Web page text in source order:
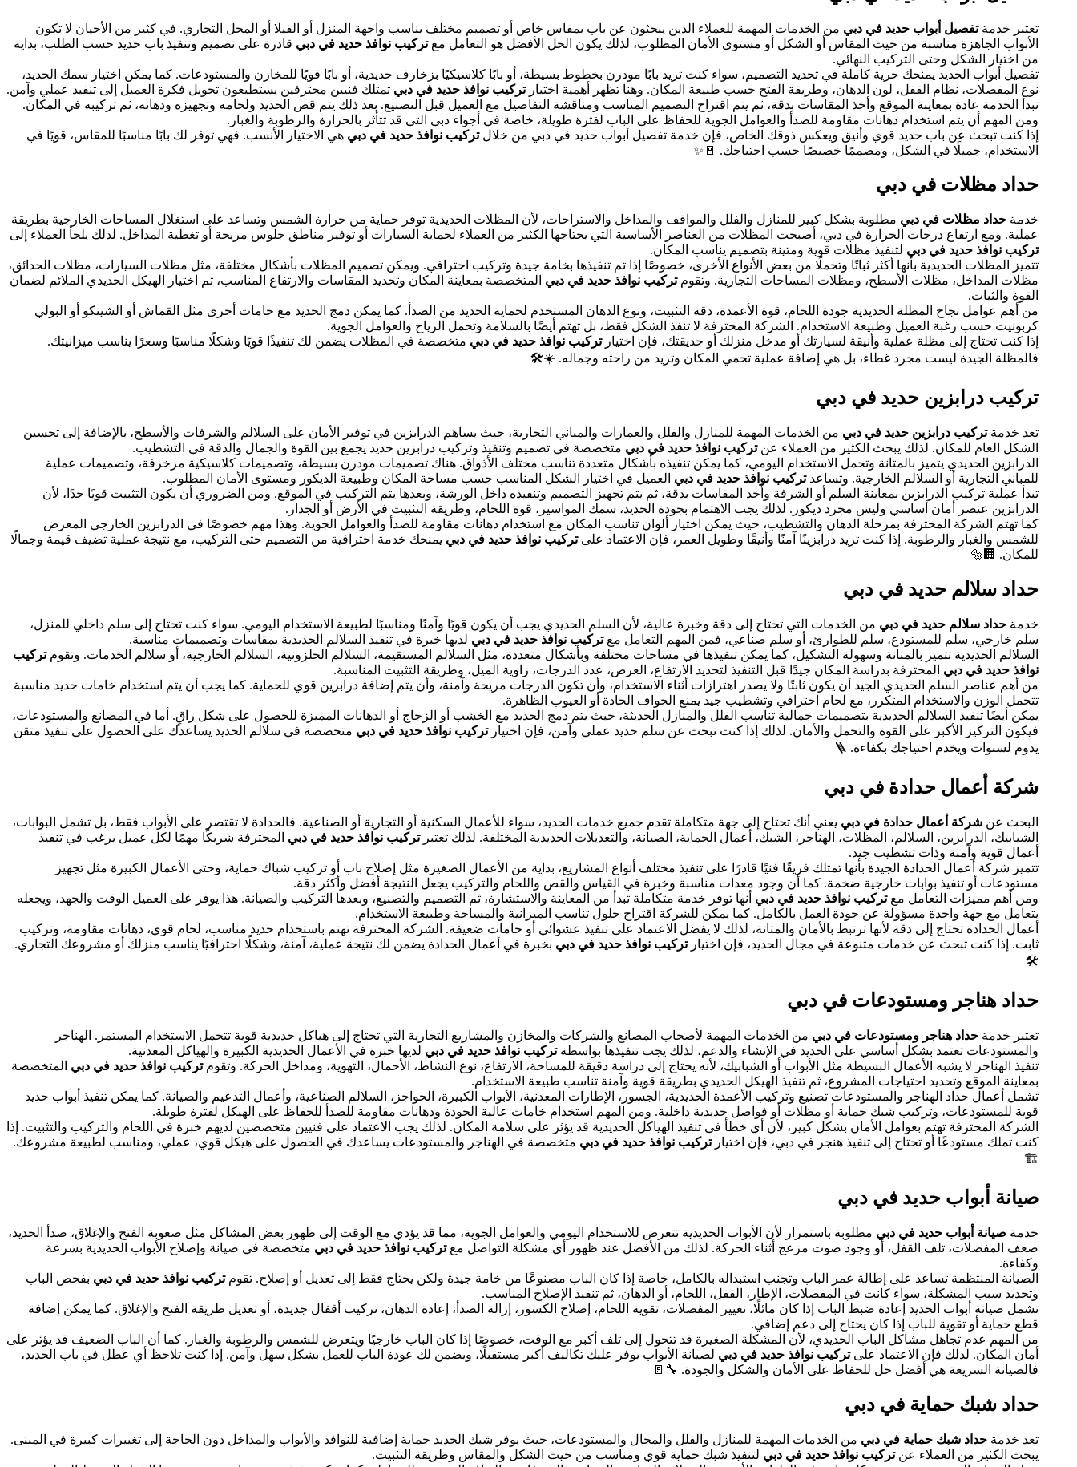
تعتبر خدمةتفصيل أبواب حديد في دبي من الخدمات المهمة للعملاء الذين يبحثون عن باب بمقاس خاص أو تصميم مختلف يناسب واجهة المنزل أو الفيلا أو المحل التجاري. في كثير من الأحيان لا تكون
الأبواب الجاهزة مناسبة من حيث المقاس أو الشكل أو مستوى الأمان المطلوب، لذلك يكون الحل الأفضل هو التعامل معتركيب نوافذ حديد في دبي قادرة على تصميم وتنفيذ باب حديد حسب الطلب، بداية
من اختيار الشكل وحتى التركيب النهائي.
تفصيل أبواب الحديد يمنحك حرية كاملة في تحديد التصميم، سواء كنت تريد بابًا مودرن بخطوط بسيطة، أو بابًا كلاسيكيًا بزخارف حديدية، أو بابًا قويًا للمخازن والمستودعات. كما يمكن اختيار سمك الحديد،
نوع المفصلات، نظام القفل، لون الدهان، وطريقة الفتح حسب طبيعة المكان. وهنا تظهر أهمية اختيارتركيب نوافذ حديد في دبي تمتلك فنيين محترفين يستطيعون تحويل فكرة العميل إلى تنفيذ عملي وآمن.
تبدأ الخدمة عادة بمعاينة الموقع وأخذ المقاسات بدقة، ثم يتم اقتراح التصميم المناسب ومناقشة التفاصيل مع العميل قبل التصنيع. بعد ذلك يتم قص الحديد ولحامه وتجهيزه ودهانه، ثم تركيبه في المكان.
ومن المهم أن يتم استخدام دهانات مقاومة للصدأ والعوامل الجوية للحفاظ على الباب لفترة طويلة، خاصة في أجواء دبي التي قد تتأثر بالحرارة والرطوبة والغبار.
إذا كنت تبحث عن باب حديد قوي وأنيق ويعكس ذوقك الخاص، فإن خدمة تفصيل أبواب حديد في دبي من خلالتركيب نوافذ حديد في دبي هي الاختيار الأنسب. فهي توفر لك بابًا مناسبًا للمقاس، قويًا في
الاستخدام، جميلًا في الشكل، ومصممًا خصيصًا حسب احتياجك. 🚪✨
حداد مظلات في دبي
خدمة حداد مظلات في دبي مطلوبة بشكل كبير للمنازل والفلل والمواقف والمداخل والاستراحات، لأن المظلات الحديدية توفر حماية من حرارة الشمس وتساعد على استغلال المساحات الخارجية بطريقة
عملية. ومع ارتفاع درجات الحرارة في دبي، أصبحت المظلات من العناصر الأساسية التي يحتاجها الكثير من العملاء لحماية السيارات أو توفير مناطق جلوس مريحة أو تغطية المداخل. لذلك يلجأ العملاء إلى
تركيب نوافذ حديد في دبي لتنفيذ مظلات قوية ومتينة بتصميم يناسب المكان.
تتميز المظلات الحديدية بأنها أكثر ثباتًا وتحملًا من بعض الأنواع الأخرى، خصوصًا إذا تم تنفيذها بخامة جيدة وتركيب احترافي. ويمكن تصميم المظلات بأشكال مختلفة، مثل مظلات السيارات، مظلات الحدائق،
مظلات المداخل، مظلات الأسطح، ومظلات المساحات التجارية. وتقومتركيب نوافذ حديد في دبي المتخصصة بمعاينة المكان وتحديد المقاسات والارتفاع المناسب، ثم اختيار الهيكل الحديدي الملائم لضمان
القوة والثبات.
من أهم عوامل نجاح المظلة الحديدية جودة اللحام، قوة الأعمدة، دقة التثبيت، ونوع الدهان المستخدم لحماية الحديد من الصدأ. كما يمكن دمج الحديد مع خامات أخرى مثل القماش أو الشينكو أو البولي
كربونيت حسب رغبة العميل وطبيعة الاستخدام. الشركة المحترفة لا تنفذ الشكل فقط، بل تهتم أيضًا بالسلامة وتحمل الرياح والعوامل الجوية.
إذا كنت تحتاج إلى مظلة عملية وأنيقة لسيارتك أو مدخل منزلك أو حديقتك، فإن اختيارتركيب نوافذ حديد في دبي متخصصة في المظلات يضمن لك تنفيذًا قويًا وشكلًا مناسبًا وسعرًا يناسب ميزانيتك.
فالمظلة الجيدة ليست مجرد غطاء، بل هي إضافة عملية تحمي المكان وتزيد من راحته وجماله. ☀️🛠️
تركيب درابزين حديد في دبي
تعد خدمةتركيب درابزين حديد في دبي من الخدمات المهمة للمنازل والفلل والعمارات والمباني التجارية، حيث يساهم الدرابزين في توفير الأمان على السلالم والشرفات والأسطح، بالإضافة إلى تحسين
الشكل العام للمكان. لذلك يبحث الكثير من العملاء عنتركيب نوافذ حديد في دبي متخصصة في تصميم وتنفيذ وتركيب درابزين حديد يجمع بين القوة والجمال والدقة في التشطيب.
الدرابزين الحديدي يتميز بالمتانة وتحمل الاستخدام اليومي، كما يمكن تنفيذه بأشكال متعددة تناسب مختلف الأذواق. هناك تصميمات مودرن بسيطة، وتصميمات كلاسيكية مزخرفة، وتصميمات عملية
للمباني التجارية أو السلالم الخارجية. وتساعدتركيب نوافذ حديد في دبي العميل في اختيار الشكل المناسب حسب مساحة المكان وطبيعة الديكور ومستوى الأمان المطلوب.
تبدأ عملية تركيب الدرابزين بمعاينة السلم أو الشرفة وأخذ المقاسات بدقة، ثم يتم تجهيز التصميم وتنفيذه داخل الورشة، وبعدها يتم التركيب في الموقع. ومن الضروري أن يكون التثبيت قويًا جدًا، لأن
الدرابزين عنصر أمان أساسي وليس مجرد ديكور. لذلك يجب الاهتمام بجودة الحديد، سمك المواسير، قوة اللحام، وطريقة التثبيت في الأرض أو الجدار.
كما تهتم الشركة المحترفة بمرحلة الدهان والتشطيب، حيث يمكن اختيار ألوان تناسب المكان مع استخدام دهانات مقاومة للصدأ والعوامل الجوية. وهذا مهم خصوصًا في الدرابزين الخارجي المعرض
للشمس والغبار والرطوبة. إذا كنت تريد درابزينًا آمنًا وأنيقًا وطويل العمر، فإن الاعتماد علىتركيب نوافذ حديد في دبي يمنحك خدمة احترافية من التصميم حتى التركيب، مع نتيجة عملية تضيف قيمة وجمالًا
للمكان. 🏢🔩
حداد سلالم حديد في دبي
خدمة حداد سلالم حديد في دبي من الخدمات التي تحتاج إلى دقة وخبرة عالية، لأن السلم الحديدي يجب أن يكون قويًا وآمنًا ومناسبًا لطبيعة الاستخدام اليومي. سواء كنت تحتاج إلى سلم داخلي للمنزل،
سلم خارجي، سلم للمستودع، سلم للطوارئ، أو سلم صناعي، فمن المهم التعامل معتركيب نوافذ حديد في دبي لديها خبرة في تنفيذ السلالم الحديدية بمقاسات وتصميمات مناسبة.
السلالم الحديدية تتميز بالمتانة وسهولة التشكيل، كما يمكن تنفيذها في مساحات مختلفة وبأشكال متعددة، مثل السلالم المستقيمة، السلالم الحلزونية، السلالم الخارجية، أو سلالم الخدمات. وتقومتركيب
نوافذ حديد في دبي المحترفة بدراسة المكان جيدًا قبل التنفيذ لتحديد الارتفاع، العرض، عدد الدرجات، زاوية الميل، وطريقة التثبيت المناسبة.
من أهم عناصر السلم الحديدي الجيد أن يكون ثابتًا ولا يصدر اهتزازات أثناء الاستخدام، وأن تكون الدرجات مريحة وآمنة، وأن يتم إضافة درابزين قوي للحماية. كما يجب أن يتم استخدام خامات حديد مناسبة
تتحمل الوزن والاستخدام المتكرر، مع لحام احترافي وتشطيب جيد يمنع الحواف الحادة أو العيوب الظاهرة.
يمكن أيضًا تنفيذ السلالم الحديدية بتصميمات جمالية تناسب الفلل والمنازل الحديثة، حيث يتم دمج الحديد مع الخشب أو الزجاج أو الدهانات المميزة للحصول على شكل راقٍ. أما في المصانع والمستودعات،
فيكون التركيز الأكبر على القوة والتحمل والأمان. لذلك إذا كنت تبحث عن سلم حديد عملي وآمن، فإن اختيارتركيب نوافذ حديد في دبي متخصصة في سلالم الحديد يساعدك على الحصول على تنفيذ متقن
يدوم لسنوات ويخدم احتياجك بكفاءة. 🪜
شركة أعمال حدادة في دبي
البحث عن شركة أعمال حدادة في دبي يعني أنك تحتاج إلى جهة متكاملة تقدم جميع خدمات الحديد، سواء للأعمال السكنية أو التجارية أو الصناعية. فالحدادة لا تقتصر على الأبواب فقط، بل تشمل البوابات،
الشبابيك، الدرابزين، السلالم، المظلات، الهناجر، الشبك، أعمال الحماية، الصيانة، والتعديلات الحديدية المختلفة. لذلك تعتبرتركيب نوافذ حديد في دبي المحترفة شريكًا مهمًا لكل عميل يرغب في تنفيذ
أعمال قوية وآمنة وذات تشطيب جيد.
تتميز شركة أعمال الحدادة الجيدة بأنها تمتلك فريقًا فنيًا قادرًا على تنفيذ مختلف أنواع المشاريع، بداية من الأعمال الصغيرة مثل إصلاح باب أو تركيب شباك حماية، وحتى الأعمال الكبيرة مثل تجهيز
مستودعات أو تنفيذ بوابات خارجية ضخمة. كما أن وجود معدات مناسبة وخبرة في القياس والقص واللحام والتركيب يجعل النتيجة أفضل وأكثر دقة.
ومن أهم مميزات التعامل معتركيب نوافذ حديد في دبي أنها توفر خدمة متكاملة تبدأ من المعاينة والاستشارة، ثم التصميم والتصنيع، وبعدها التركيب والصيانة. هذا يوفر على العميل الوقت والجهد، ويجعله
يتعامل مع جهة واحدة مسؤولة عن جودة العمل بالكامل. كما يمكن للشركة اقتراح حلول تناسب الميزانية والمساحة وطبيعة الاستخدام.
أعمال الحدادة تحتاج إلى دقة لأنها ترتبط بالأمان والمتانة، لذلك لا يفضل الاعتماد على تنفيذ عشوائي أو خامات ضعيفة. الشركة المحترفة تهتم باستخدام حديد مناسب، لحام قوي، دهانات مقاومة، وتركيب
ثابت. إذا كنت تبحث عن خدمات متنوعة في مجال الحديد، فإن اختيارتركيب نوافذ حديد في دبي بخبرة في أعمال الحدادة يضمن لك نتيجة عملية، آمنة، وشكلًا احترافيًا يناسب منزلك أو مشروعك التجاري.
🛠️
حداد هناجر ومستودعات في دبي
تعتبر خدمة حداد هناجر ومستودعات في دبي من الخدمات المهمة لأصحاب المصانع والشركات والمخازن والمشاريع التجارية التي تحتاج إلى هياكل حديدية قوية تتحمل الاستخدام المستمر. الهناجر
والمستودعات تعتمد بشكل أساسي على الحديد في الإنشاء والدعم، لذلك يجب تنفيذها بواسطةتركيب نوافذ حديد في دبي لديها خبرة في الأعمال الحديدية الكبيرة والهياكل المعدنية.
تنفيذ الهناجر لا يشبه الأعمال البسيطة مثل الأبواب أو الشبابيك، لأنه يحتاج إلى دراسة دقيقة للمساحة، الارتفاع، نوع النشاط، الأحمال، التهوية، ومداخل الحركة. وتقومتركيب نوافذ حديد في دبي المتخصصة
بمعاينة الموقع وتحديد احتياجات المشروع، ثم تنفيذ الهيكل الحديدي بطريقة قوية وآمنة تناسب طبيعة الاستخدام.
تشمل أعمال حداد الهناجر والمستودعات تصنيع وتركيب الأعمدة الحديدية، الجسور، الإطارات المعدنية، الأبواب الكبيرة، الحواجز، السلالم الصناعية، وأعمال التدعيم والصيانة. كما يمكن تنفيذ أبواب حديد
قوية للمستودعات، وتركيب شبك حماية أو مظلات أو فواصل حديدية داخلية. ومن المهم استخدام خامات عالية الجودة ودهانات مقاومة للصدأ للحفاظ على الهيكل لفترة طويلة.
الشركة المحترفة تهتم بعوامل الأمان بشكل كبير، لأن أي خطأ في تنفيذ الهياكل الحديدية قد يؤثر على سلامة المكان. لذلك يجب الاعتماد على فنيين متخصصين لديهم خبرة في اللحام والتركيب والتثبيت. إذا
كنت تملك مستودعًا أو تحتاج إلى تنفيذ هنجر في دبي، فإن اختيارتركيب نوافذ حديد في دبي متخصصة في الهناجر والمستودعات يساعدك في الحصول على هيكل قوي، عملي، ومناسب لطبيعة مشروعك.
🏗️
صيانة أبواب حديد في دبي
خدمة صيانة أبواب حديد في دبي مطلوبة باستمرار لأن الأبواب الحديدية تتعرض للاستخدام اليومي والعوامل الجوية، مما قد يؤدي مع الوقت إلى ظهور بعض المشاكل مثل صعوبة الفتح والإغلاق، صدأ الحديد،
ضعف المفصلات، تلف القفل، أو وجود صوت مزعج أثناء الحركة. لذلك من الأفضل عند ظهور أي مشكلة التواصل معتركيب نوافذ حديد في دبي متخصصة في صيانة وإصلاح الأبواب الحديدية بسرعة
وكفاءة.
الصيانة المنتظمة تساعد على إطالة عمر الباب وتجنب استبداله بالكامل، خاصة إذا كان الباب مصنوعًا من خامة جيدة ولكن يحتاج فقط إلى تعديل أو إصلاح. تقومتركيب نوافذ حديد في دبي بفحص الباب
وتحديد سبب المشكلة، سواء كانت في المفصلات، الإطار، القفل، اللحام، أو الدهان، ثم تنفيذ الإصلاح المناسب.
تشمل صيانة أبواب الحديد إعادة ضبط الباب إذا كان مائلًا، تغيير المفصلات، تقوية اللحام، إصلاح الكسور، إزالة الصدأ، إعادة الدهان، تركيب أقفال جديدة، أو تعديل طريقة الفتح والإغلاق. كما يمكن إضافة
قطع حماية أو تقوية للباب إذا كان يحتاج إلى دعم إضافي.
من المهم عدم تجاهل مشاكل الباب الحديدي، لأن المشكلة الصغيرة قد تتحول إلى تلف أكبر مع الوقت، خصوصًا إذا كان الباب خارجيًا ويتعرض للشمس والرطوبة والغبار. كما أن الباب الضعيف قد يؤثر على
أمان المكان. لذلك فإن الاعتماد علىتركيب نوافذ حديد في دبي لصيانة الأبواب يوفر عليك تكاليف أكبر مستقبلًا، ويضمن لك عودة الباب للعمل بشكل سهل وآمن. إذا كنت تلاحظ أي عطل في باب الحديد،
فالصيانة السريعة هي أفضل حل للحفاظ على الأمان والشكل والجودة. 🔧🚪
حداد شبك حماية في دبي
تعد خدمة حداد شبك حماية في دبي من الخدمات المهمة للمنازل والفلل والمحال والمستودعات، حيث يوفر شبك الحديد حماية إضافية للنوافذ والأبواب والمداخل دون الحاجة إلى تغييرات كبيرة في المبنى.
يبحث الكثير من العملاء عنتركيب نوافذ حديد في دبي لتنفيذ شبك حماية قوي ومناسب من حيث الشكل والمقاس وطريقة التثبيت.